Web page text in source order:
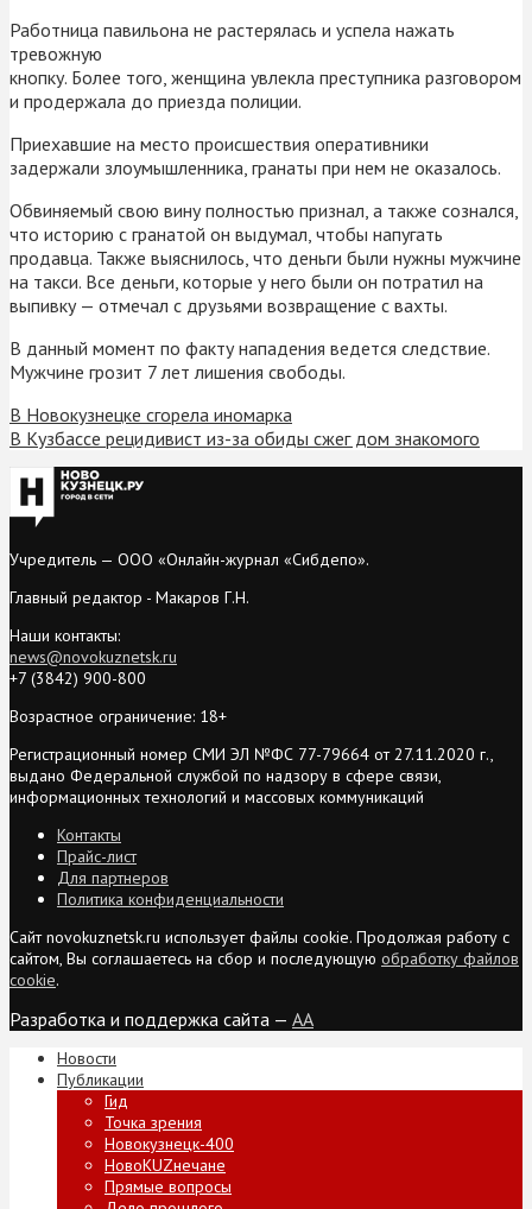
Работница павильона не растерялась и успела нажать
тревожную
кнопку. Более того, женщина увлекла преступника разговором
и продержала до приезда полиции.
Приехавшие на место происшествия оперативники
задержали злоумышленника, гранаты при нем не оказалось.
Обвиняемый свою вину полностью признал, а также сознался,
что историю с гранатой он выдумал, чтобы напугать
продавца. Также выяснилось, что деньги были нужны мужчине
на такси. Все деньги, которые у него были он потратил на
выпивку — отмечал с друзьями возвращение с вахты.
В данный момент по факту нападения ведется следствие.
Мужчине грозит 7 лет лишения свободы.
В Новокузнецке сгорела иномарка
В Кузбассе рецидивист из-за обиды сжег дом знакомого
Учредитель — ООО «Онлайн-журнал «Сибдепо».
Главный редактор - Макаров Г.Н.
Наши контакты:
news@novokuznetsk.ru
+7 (3842) 900-800
Возрастное ограничение: 18+
Регистрационный номер СМИ ЭЛ №ФС 77-79664 от 27.11.2020 г.,
выдано Федеральной службой по надзору в сфере связи,
информационных технологий и массовых коммуникаций
Контакты
Прайс-лист
Для партнеров
Политика конфиденциальности
Сайт novokuznetsk.ru использует файлы cookie. Продолжая работу с
сайтом, Вы соглашаетесь на сбор и последующую обработку файлов
cookie.
Разработка и поддержка сайта — AA
Новости
Публикации
Гид
Точка зрения
Новокузнецк-400
НовоKUZнечане
Прямые вопросы